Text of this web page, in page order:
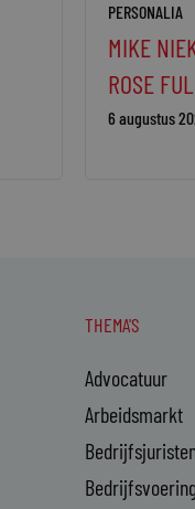
PERSONALIA
MIKE
ROSE
6 augustus
THEMA'S
Advocatuur
Arbeidsmarkt